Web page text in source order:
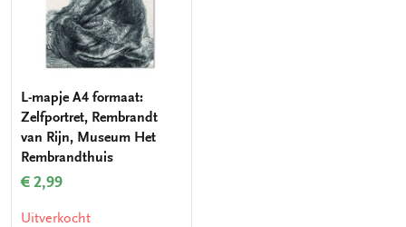
L-mapje A4 formaat:
Zelfportret, Rembrandt
van Rijn, Museum Het
Rembrandthuis
€ 2,99
Uitverkocht